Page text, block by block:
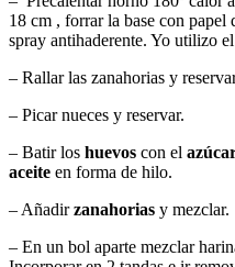
18 cm , forrar la base con papel
spray antihaderente. Yo utilizo
– Rallar las zanahorias y
– Picar nueces y reservar.
– Batir los huevos con el
aceite en forma de hilo.
– Añadirzanahorias y mezclar.
– En un bol aparte mezclar